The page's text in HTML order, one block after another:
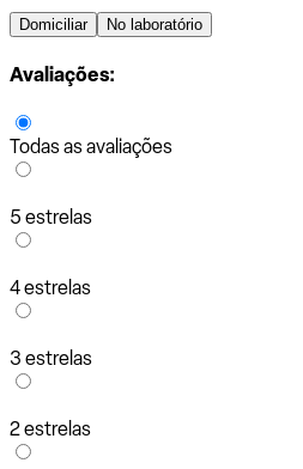
Domiciliar No laboratório
Avaliações:
Todas as avaliações
5 estrelas
4 estrelas
3 estrelas
2 estrelas